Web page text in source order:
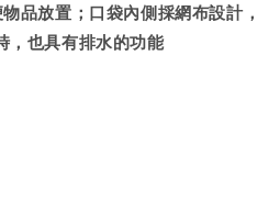
品放置；口袋內側採網布設計，
，也具有排水的功能